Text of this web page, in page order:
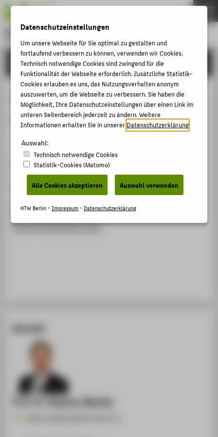
Hochschule für Technik und Wirtschaft Berlin
University of Applied Sciences
Menu
FORSCHUNG
Introduction to AI in automotive
manufacturing
Veranstaltungsbeitrag › Eingeladener Vortrag › 2023
Veranstaltung
Grande École Arts et Métiers
Aix-en-Provence, 23.01.2023
Homepage
https://artsetmetiers.fr/en
Kontakt
Prof. Dr. Stephan Matzka
THEMEN
HOCHSCHULE
CAMPUS
STUDIUM
LEHRE
KARRIERE
INTERNATIONAL
INFORMATIONEN FÜR
STUDIENINTERESSIERTE
Datenschutzeinstellungen
Um unsere Webseite für Sie optimal zu gestalten und
fortlaufend verbessern zu können, verwenden wir Cookies.
Technisch notwendige Cookies sind zwingend für die
Funktionalität der Webseite erforderlich. Zusätzliche Statistik-
Cookies erlauben es uns, das Nutzungsverhalten anonym
auszuwerten, um die Webseite zu verbessern. Sie haben die
Möglichkeit, Ihre Datenschutzeinstellungen über einen Link im
unteren Seitenbereich jederzeit zu ändern. Weitere
Informationen erhalten Sie in unsererDatenschutzerklärung
Auswahl:
Technisch notwendige Cookies
Statistik-Cookies (Matomo)
Alle Cookies akzeptieren Auswahl verwenden
HTW Berlin -Impressum- Datenschutzerklärung